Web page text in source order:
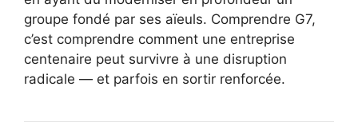
groupe fondé par ses aïeuls. Comprendre G7,
c’est comprendre comment une entreprise
centenaire peut survivre à une disruption
radicale — et parfois en sortir renforcée.